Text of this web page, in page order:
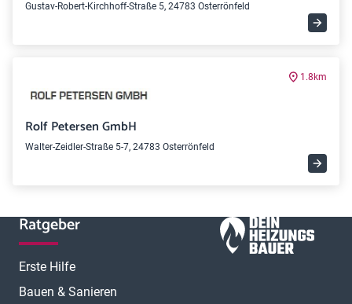
Gustav-Robert-Kirchhoff-Straße 5, 24783 Osterrönfeld
1.8km
Rolf Petersen GmbH
Walter-Zeidler-Straße 5-7, 24783 Osterrönfeld
Ratgeber
Erste Hilfe
Bauen & Sanieren